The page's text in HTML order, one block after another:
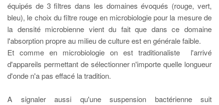
équipés de 3 filtres dans les domaines évoqués (rouge, vert,
bleu), le choix du filtre rouge en microbiologie pour la mesure de
la densité microbienne vient du fait que dans ce domaine
l'absorption propre au milieu de culture est en générale faible.
Et comme en microbiologie on est traditionaliste l'arrivé
d'appareils permettant de sélectionner n'importe quelle longueur
d'onde n'a pas effacé la tradition.
A signaler aussi qu'une suspension bactérienne suit